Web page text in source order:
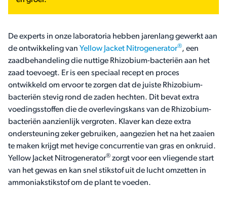
De experts in onze laboratoria hebben jarenlang gewerkt aan
de ontwikkeling van Yellow Jacket Nitrogenerator®, een
zaadbehandeling die nuttige Rhizobium-bacteriën aan het
zaad toevoegt. Er is een speciaal recept en proces
ontwikkeld om ervoor te zorgen dat de juiste Rhizobium-
bacteriën stevig rond de zaden hechten. Dit bevat extra
voedingsstoffen die de overlevingskans van de Rhizobium-
bacteriën aanzienlijk vergroten. Klaver kan deze extra
ondersteuning zeker gebruiken, aangezien het na het zaaien
te maken krijgt met hevige concurrentie van gras en onkruid.
Yellow Jacket Nitrogenerator® zorgt voor een vliegende start
van het gewas en kan snel stikstof uit de lucht omzetten in
ammoniakstikstof om de plant te voeden.